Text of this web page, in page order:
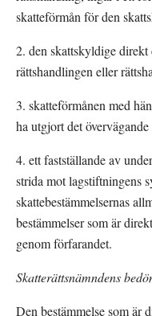
skatteförmån för den
2. den skattskyldige
rättshandlingen eller
3. skatteförmånen med
ha utgjort det
4. ett fastställande av
strida mot lagstiftningens
skattebestämmelsernas
bestämmelser som är
genom förfarandet.
Skatterättsnämndens
Den bestämmelse som är